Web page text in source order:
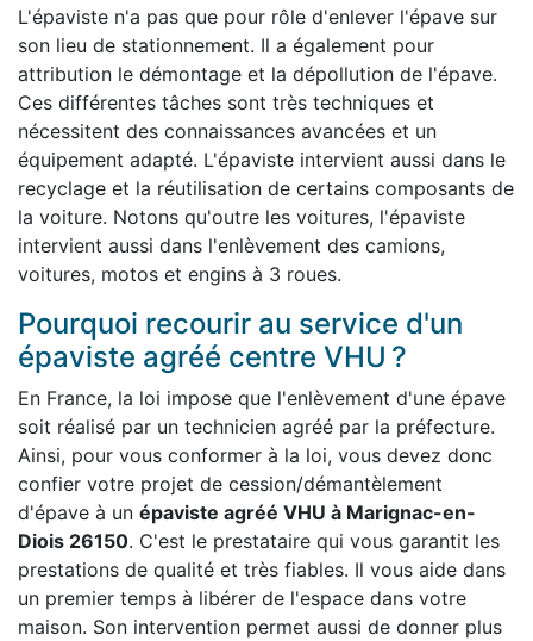
L'épaviste n'a pas que pour rôle d'enlever l'épave sur
son lieu de stationnement. Il a également pour
attribution le démontage et la dépollution de l'épave.
Ces différentes tâches sont très techniques et
nécessitent des connaissances avancées et un
équipement adapté. L'épaviste intervient aussi dans le
recyclage et la réutilisation de certains composants de
la voiture. Notons qu'outre les voitures, l'épaviste
intervient aussi dans l'enlèvement des camions,
voitures, motos et engins à 3 roues.
Pourquoi recourir au service d'un
épaviste agréé centre VHU ?
En France, la loi impose que l'enlèvement d'une épave
soit réalisé par un technicien agréé par la préfecture.
Ainsi, pour vous conformer à la loi, vous devez donc
confier votre projet de cession/démantèlement
d'épave à un épaviste agréé VHU à Marignac-en-
Diois 26150. C'est le prestataire qui vous garantit les
prestations de qualité et très fiables. Il vous aide dans
un premier temps à libérer de l'espace dans votre
maison. Son intervention permet aussi de donner plus